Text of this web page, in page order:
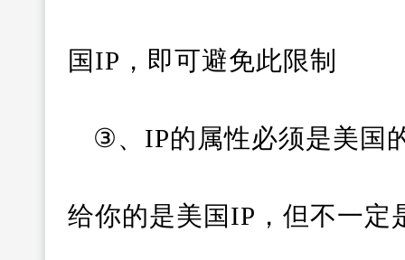
国IP，即可避免此限制
③、IP的属性必须是美国
给你的是美国IP，但不一定